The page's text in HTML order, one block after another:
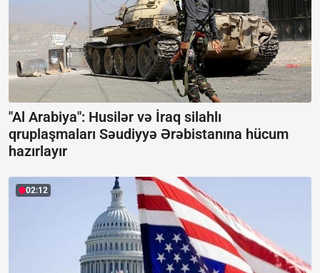
"Al Arabiya": Husilər və İraq silahlı
qruplaşmaları Səudiyyə Ərəbistanına hücum
hazırlayır
02:12